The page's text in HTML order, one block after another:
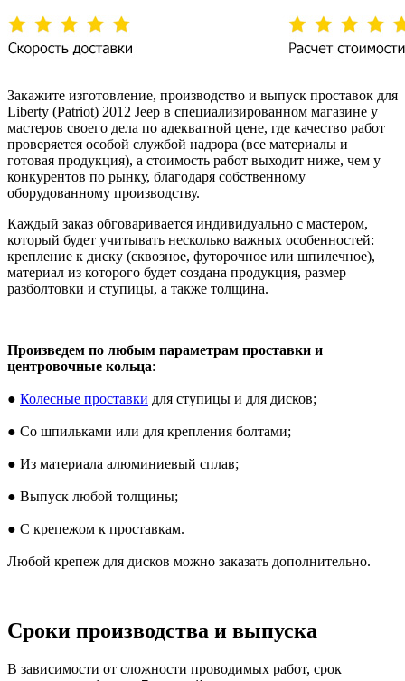
Закажите изготовление, производство и выпуск проставок для
Liberty (Patriot) 2012 Jeep в специализированном магазине у
мастеров своего дела по адекватной цене, где качество работ
проверяется особой службой надзора (все материалы и
готовая продукция), а стоимость работ выходит ниже, чем у
конкурентов по рынку, благодаря собственному
оборудованному производству.
Каждый заказ обговаривается индивидуально с мастером,
который будет учитывать несколько важных особенностей:
крепление к диску (сквозное, футорочное или шпилечное),
материал из которого будет создана продукция, размер
разболтовки и ступицы, а также толщина.
Произведем по любым параметрам проставки и
центровочные кольца:
● Колесные проставки для ступицы и для дисков;
● Со шпильками или для крепления болтами;
● Из материала алюминиевый сплав;
● Выпуск любой толщины;
● С крепежом к проставкам.
Любой крепеж для дисков можно заказать дополнительно.
Сроки производства и выпуска
В зависимости от сложности проводимых работ, срок